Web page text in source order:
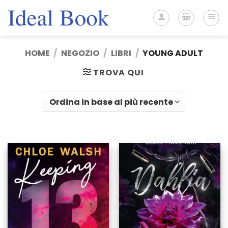
HOME / NEGOZIO / LIBRI / YOUNG ADULT
TROVA QUI